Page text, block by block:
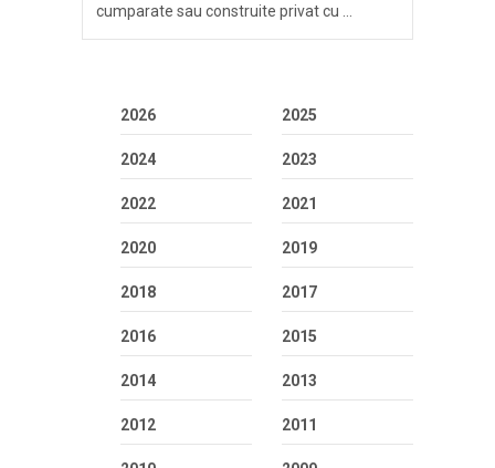
cumparate sau construite privat cu …
2026 2025
2024 2023
2022 2021
2020 2019
2018 2017
2016 2015
2014 2013
2012 2011